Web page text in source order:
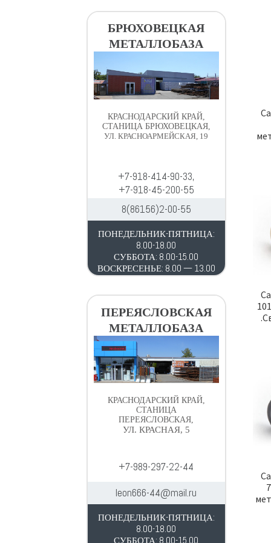
г
а
и
и
р
ж
м
о
у
БРЮХОВЕЦКАЯ
МЕТАЛЛОБАЗА
КРАСНОДАРСКИЙ КРАЙ,
СТАНИЦА БРЮХОВЕЦКАЯ,
УЛ. КРАСНОАРМЕЙСКАЯ, 19
+7-918-414-90-33,
+7-918-45-200-55
8(86156)2-00-55
ПОНЕДЕЛЬНИК-ПЯТНИЦА:
8.00-18.00
СУББОТА: 8.00-15.00
ВОСКРЕСЕНЬЕ: 8.00 — 13.00
ПЕРЕЯСЛОВСКАЯ
МЕТАЛЛОБАЗА
КРАСНОДАРСКИЙ КРАЙ,
СТАНИЦА
ПЕРЕЯСЛОВСКАЯ,
УЛ. КРАСНАЯ, 5
+7-989-297-22-44
leon666-44@mail.ru
ПОНЕДЕЛЬНИК-ПЯТНИЦА:
8.00-18.00
СУББОТА: 8.00-15.00